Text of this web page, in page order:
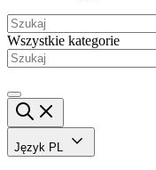
Wszystkie kategorie
Język PL